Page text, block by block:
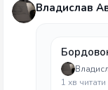
Владислав
1 хв читати